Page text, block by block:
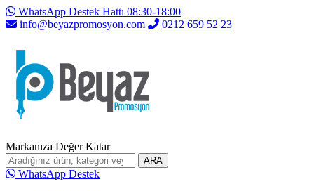
WhatsApp Destek Hattı 08:30-18:00
info@beyazpromosyon.com
0212 659 52 23
Markanıza Değer Katar
ARA
WhatsApp Destek